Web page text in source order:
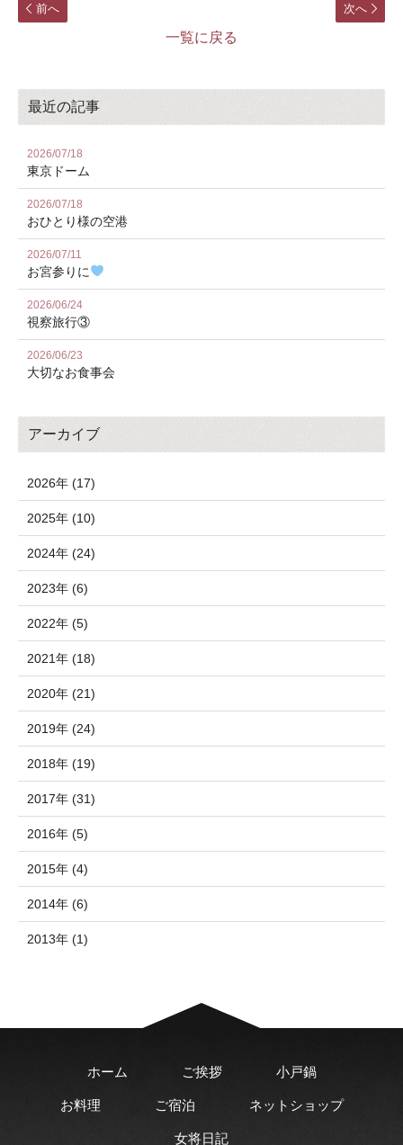
次へ
前へ
一覧に戻る
最近の記事
2026/07/18
東京ドーム
2026/07/18
おひとり様の空港
2026/07/11
お宮参りに
2026/06/24
視察旅行③
2026/06/23
大切なお食事会
アーカイブ
2026年 (17)
2025年 (10)
2024年 (24)
2023年 (6)
2022年 (5)
2021年 (18)
2020年 (21)
2019年 (24)
2018年 (19)
2017年 (31)
2016年 (5)
2015年 (4)
2014年 (6)
2013年 (1)
ホーム ご挨拶 小戸鍋
お料理 ご宿泊 ネットショップ
女将日記